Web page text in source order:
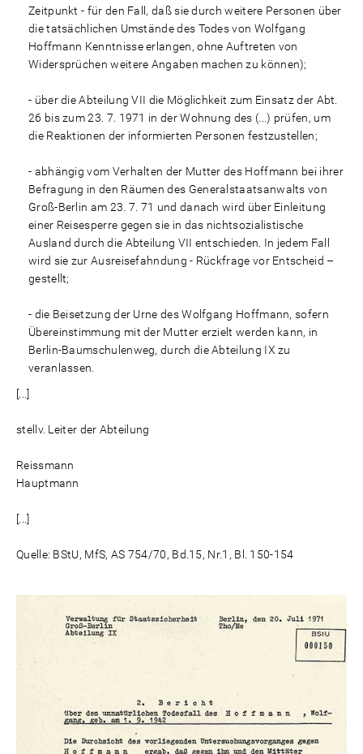
Zeitpunkt - für den Fall, daß sie durch weitere Personen über
die tatsächlichen Umstände des Todes von Wolfgang
Hoffmann Kenntnisse erlangen, ohne Auftreten von
Widersprüchen weitere Angaben machen zu können);
- über die Abteilung VII die Möglichkeit zum Einsatz der Abt.
26 bis zum 23. 7. 1971 in der Wohnung des (...) prüfen, um
die Reaktionen der informierten Personen festzustellen;
- abhängig vom Verhalten der Mutter des Hoffmann bei ihrer
Befragung in den Räumen des Generalstaatsanwalts von
Groß-Berlin am 23. 7. 71 und danach wird über Einleitung
einer Reisesperre gegen sie in das nichtsozialistische
Ausland durch die Abteilung VII entschieden. In jedem Fall
wird sie zur Ausreisefahndung - Rückfrage vor Entscheid –
gestellt;
- die Beisetzung der Urne des Wolfgang Hoffmann, sofern
Übereinstimmung mit der Mutter erzielt werden kann, in
Berlin-Baumschulenweg, durch die Abteilung IX zu
veranlassen.
[...]
stellv. Leiter der Abteilung
Reissmann
Hauptmann
[...]
Quelle: BStU, MfS, AS 754/70, Bd.15, Nr.1, Bl. 150-154